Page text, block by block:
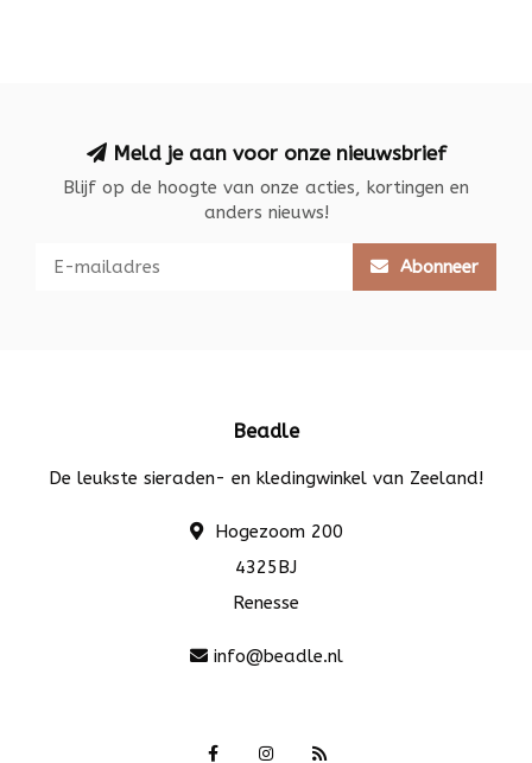
Meld je aan voor onze nieuwsbrief
Blijf op de hoogte van onze acties, kortingen en
anders nieuws!
Abonneer
Beadle
De leukste sieraden- en kledingwinkel van Zeeland!
Hogezoom 200
4325BJ
Renesse
info@beadle.nl